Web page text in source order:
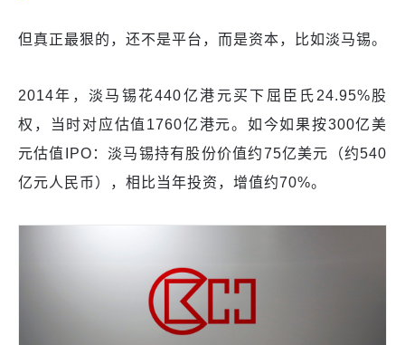
但真正最狠的，还不是平台，而是资本，比如淡马锡。
2014年，淡马锡花440亿港元买下屈臣氏24.95%股
权，当时对应估值1760亿港元。如今如果按300亿美
元估值IPO：淡马锡持有股份价值约75亿美元（约540
亿元人民币），相比当年投资，增值约70%。